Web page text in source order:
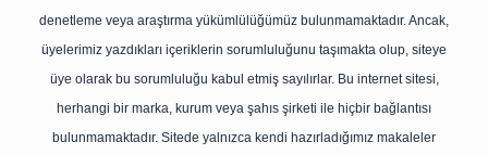
denetleme veya araştırma yükümlülüğümüz bulunmamaktadır. Ancak,
üyelerimiz yazdıkları içeriklerin sorumluluğunu taşımakta olup, siteye
üye olarak bu sorumluluğu kabul etmiş sayılırlar. Bu internet sitesi,
herhangi bir marka, kurum veya şahıs şirketi ile hiçbir bağlantısı
bulunmamaktadır. Sitede yalnızca kendi hazırladığımız makaleler